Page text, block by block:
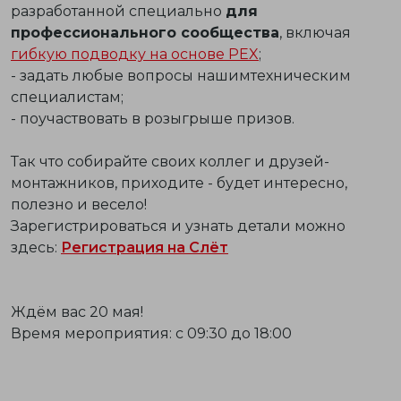
разработанной специально для
профессионального сообщества, включая
гибкую подводку на основе PEX;
- задать любые вопросы нашимтехническим
специалистам;
- поучаствовать в розыгрыше призов.
Так что собирайте своих коллег и друзей-
монтажников, приходите - будет интересно,
полезно и весело!
Зарегистрироваться и узнать детали можно
здесь: Регистрация на Слёт
Ждём вас 20 мая!
Время мероприятия: с 09:30 до 18:00